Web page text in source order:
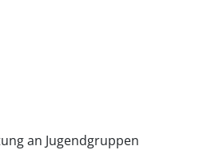
an Jugendgruppen